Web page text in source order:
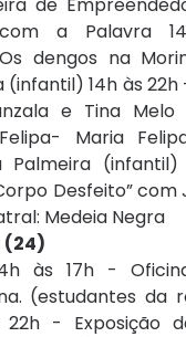
de
com a Palavra
dengos na
14h às 22h
e Tina
Maria
Palmeira
Desfeito” com
Medeia Negra
(24)
às 17h -
(estudantes da
22h - Exposição